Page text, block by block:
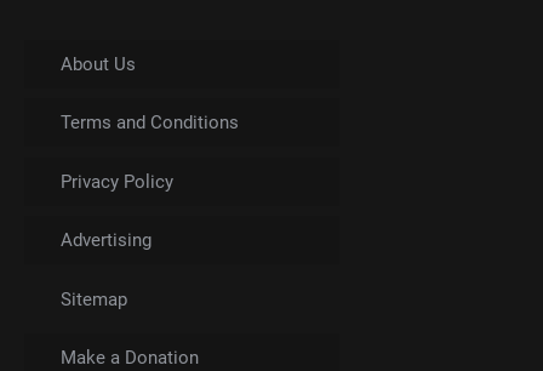
About Us
Terms and Conditions
Privacy Policy
Advertising
Sitemap
Make a Donation